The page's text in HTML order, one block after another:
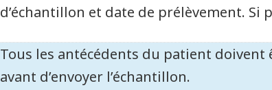
d’échantillon et date de prélèvement.
Tous les antécédents du patient
avant d’envoyer l’échantillon.